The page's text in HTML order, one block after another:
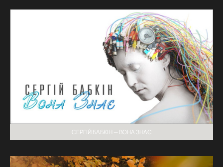
СЕРГІЙ БАБКІН — ВОНА ЗНАЄ